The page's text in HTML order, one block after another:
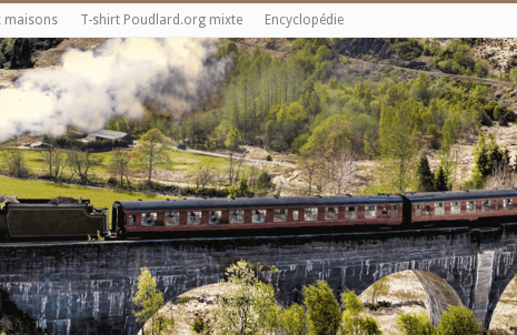
maisons T-shirt Poudlard.org mixte Encyclopédie